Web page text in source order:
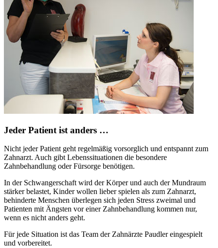
Jeder Patient ist anders …
Nicht jeder Patient geht regelmäßig vorsorglich und entspannt zum
Zahnarzt. Auch gibt Lebenssituationen die besondere
Zahnbehandlung oder Fürsorge benötigen.
In der Schwangerschaft wird der Körper und auch der Mundraum
stärker belastet, Kinder wollen lieber spielen als zum Zahnarzt,
behinderte Menschen überlegen sich jeden Stress zweimal und
Patienten mit Ängsten vor einer Zahnbehandlung kommen nur,
wenn es nicht anders geht.
Für jede Situation ist das Team der Zahnärzte Paudler eingespielt
und vorbereitet.